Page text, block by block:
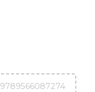
9789566087274